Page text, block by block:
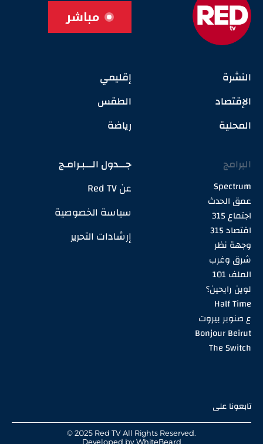
مباشر
النشرة
الإقتصاد
المحلية
إقليمي
الطقس
رياضة
البرامج
Spectrum
عمق الحدث
اجتماع 315
اقتصاد 315
وجهة نظر
شرق وغرب
الملف 101
لوين رايحين؟
Half Time
ع صنوبر بيروت
Bonjour Beirut
The Switch
جـــدول الـــبـرامـج
عن Red TV
سياسة الخصوصية
إرشادات التحرير
تابعونا على
© 2025 Red TV All Rights Reserved.
Developed byWhiteBeard